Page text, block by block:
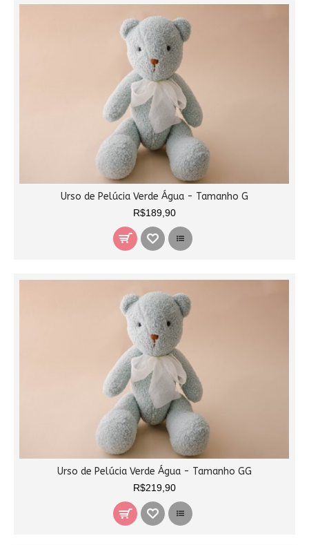
Urso de Pelúcia Verde Água - Tamanho G
R$189,90
Urso de Pelúcia Verde Água - Tamanho GG
R$219,90